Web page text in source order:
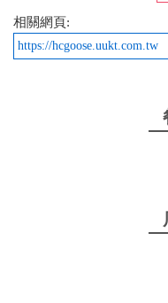
一個恆春味，大
很老牌子的在地
遠親自處理食材
相關網頁:
https://hcgoose.uukt.com.tw